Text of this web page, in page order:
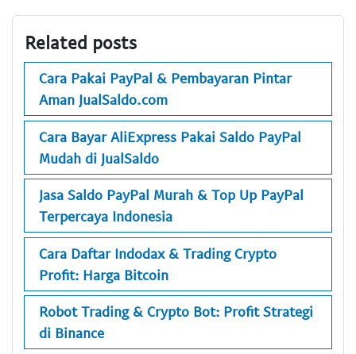
Related posts
Cara Pakai PayPal & Pembayaran Pintar
Aman JualSaldo.com
Cara Bayar AliExpress Pakai Saldo PayPal
Mudah di JualSaldo
Jasa Saldo PayPal Murah & Top Up PayPal
Terpercaya Indonesia
Cara Daftar Indodax & Trading Crypto
Profit: Harga Bitcoin
Robot Trading & Crypto Bot: Profit Strategi
di Binance